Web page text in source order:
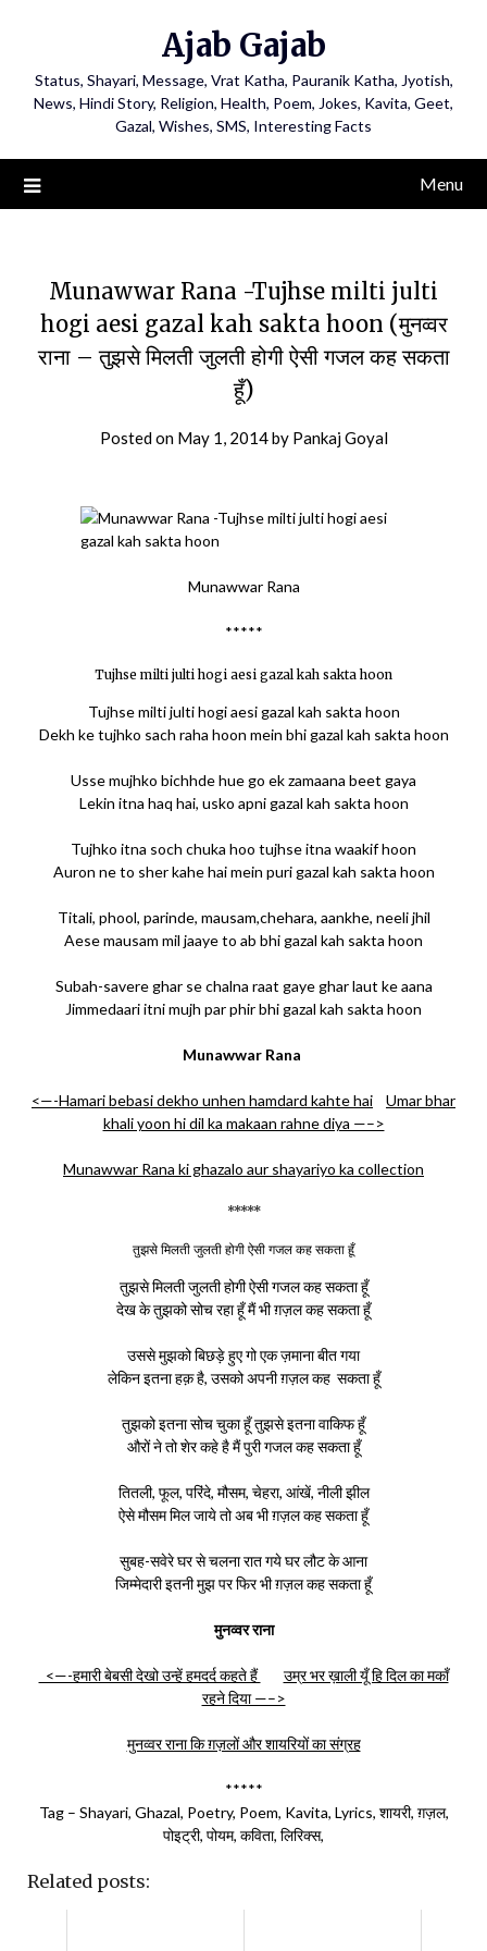
Ajab Gajab
Status, Shayari, Message, Vrat Katha, Pauranik Katha, Jyotish,
News, Hindi Story, Religion, Health, Poem, Jokes, Kavita, Geet,
Gazal, Wishes, SMS, Interesting Facts
Menu
Munawwar Rana -Tujhse milti julti
hogi aesi gazal kah sakta hoon (मुनव्वर
राना – तुझसे मिलती जुलती होगी ऐसी गजल कह सकता
हूँ)
Posted on May 1, 2014by Pankaj Goyal
Munawwar Rana
*****
Tujhse milti julti hogi aesi gazal kah sakta hoon
Tujhse milti julti hogi aesi gazal kah sakta hoon
Dekh ke tujhko sach raha hoon mein bhi gazal kah sakta hoon
Usse mujhko bichhde hue go ek zamaana beet gaya
Lekin itna haq hai, usko apni gazal kah sakta hoon
Tujhko itna soch chuka hoo tujhse itna waakif hoon
Auron ne to sher kahe hai mein puri gazal kah sakta hoon
Titali, phool, parinde, mausam,chehara, aankhe, neeli jhil
Aese mausam mil jaaye to ab bhi gazal kah sakta hoon
Subah-savere ghar se chalna raat gaye ghar laut ke aana
Jimmedaari itni mujh par phir bhi gazal kah sakta hoon
Munawwar Rana
<—-Hamari bebasi dekho unhen hamdard kahte hai
Umar bhar
khali yoon hi dil ka makaan rahne diya —–>
Munawwar Rana ki ghazalo aur shayariyo ka collection
*****
तुझसे मिलती जुलती होगी ऐसी गजल कह सकता हूँ
तुझसे मिलती जुलती होगी ऐसी गजल कह सकता हूँ
देख के तुझको सोच रहा हूँ मैं भी ग़ज़ल कह सकता हूँ
उससे मुझको बिछड़े हुए गो एक ज़माना बीत गया
लेकिन इतना हक़ है, उसको अपनी ग़ज़ल कह सकता हूँ
तुझको इतना सोच चुका हूँ तुझसे इतना वाकिफ हूँ
औरों ने तो शेर कहे है मैं पुरी गजल कह सकता हूँ
तितली, फूल, परिंदे, मौसम, चेहरा, आंखें, नीली झील
ऐसे मौसम मिल जाये तो अब भी ग़ज़ल कह सकता हूँ
सुबह-सवेरे घर से चलना रात गये घर लौट के आना
जिम्मेदारी इतनी मुझ पर फिर भी ग़ज़ल कह सकता हूँ
मुनव्वर राना
<—-हमारी बेबसी देखो उन्‍हें हमदर्द कहते हैं
उम्र भर ख़ाली यूँ हि दिल का मकाँ
रहने दिया —–>
मुनव्वर राना कि ग़ज़लों और शायरियों का संग्रह
*****
Tag – Shayari, Ghazal, Poetry, Poem, Kavita, Lyrics, शायरी, ग़ज़ल,
पोइट्री, पोयम, कविता, लिरिक्स,
Related posts: